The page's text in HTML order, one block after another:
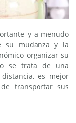
y a menudo
su mudanza y la
organizar su
se trata de una
es mejor
transportar sus